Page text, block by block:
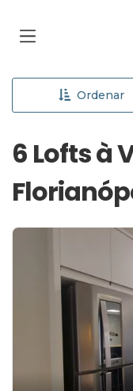
Ordenar
6 Lofts à